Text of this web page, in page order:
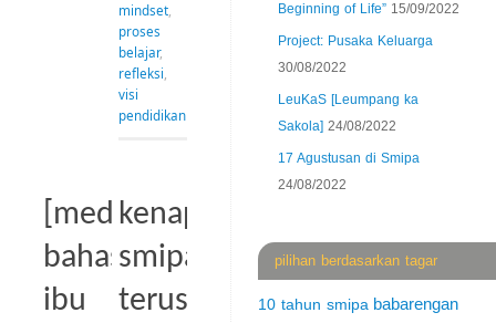
mindset,
proses
belajar,
refleksi
visi
pendidikan
[media]
bahasa
ibu
kenapa
smipa
terus
Beginning of Life” 15/09/2022
Project: Pusaka Keluarga
30/08/2022
LeuKaS [Leumpang ka
Sakola] 24/08/2022
17 Agustusan di Smipa
24/08/2022
pilihan berdasarkan tagar
10 tahun smipa babarengan